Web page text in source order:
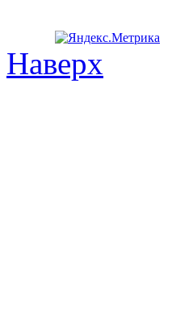
Наверх